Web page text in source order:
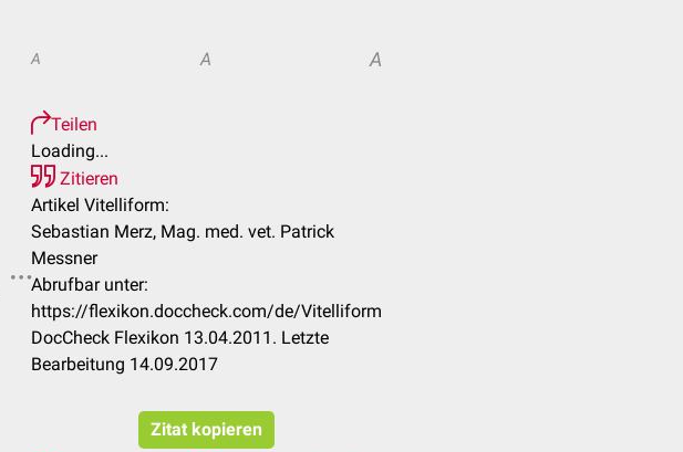
A A A
Teilen
Loading...
Zitieren
Artikel Vitelliform:
Sebastian Merz, Mag. med. vet. Patrick
Messner
Abrufbar unter:
https://flexikon.doccheck.com/de/Vitelliform
DocCheck Flexikon 13.04.2011. Letzte
Bearbeitung 14.09.2017
Zitat kopieren